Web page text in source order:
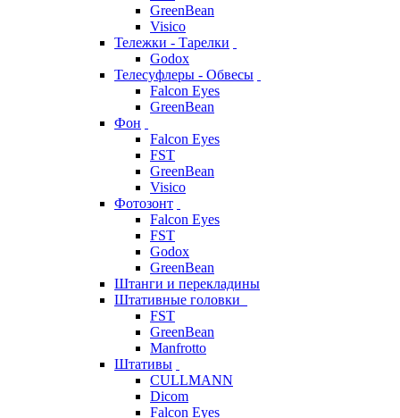
GreenBean
Visico
Тележки - Тарелки
Godox
Телесуфлеры - Обвесы
Falcon Eyes
GreenBean
Фон
Falcon Eyes
FST
GreenBean
Visico
Фотозонт
Falcon Eyes
FST
Godox
GreenBean
Штанги и перекладины
Штативные головки
FST
GreenBean
Manfrotto
Штативы
CULLMANN
Dicom
Falcon Eyes